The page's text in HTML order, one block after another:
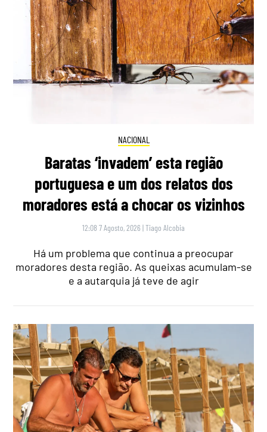
NACIONAL
Baratas ‘invadem’ esta região
portuguesa e um dos relatos dos
moradores está a chocar os vizinhos
12:08 7 Agosto, 2026 |Tiago Alcobia
Há um problema que continua a preocupar
moradores desta região. As queixas acumulam-se
e a autarquia já teve de agir